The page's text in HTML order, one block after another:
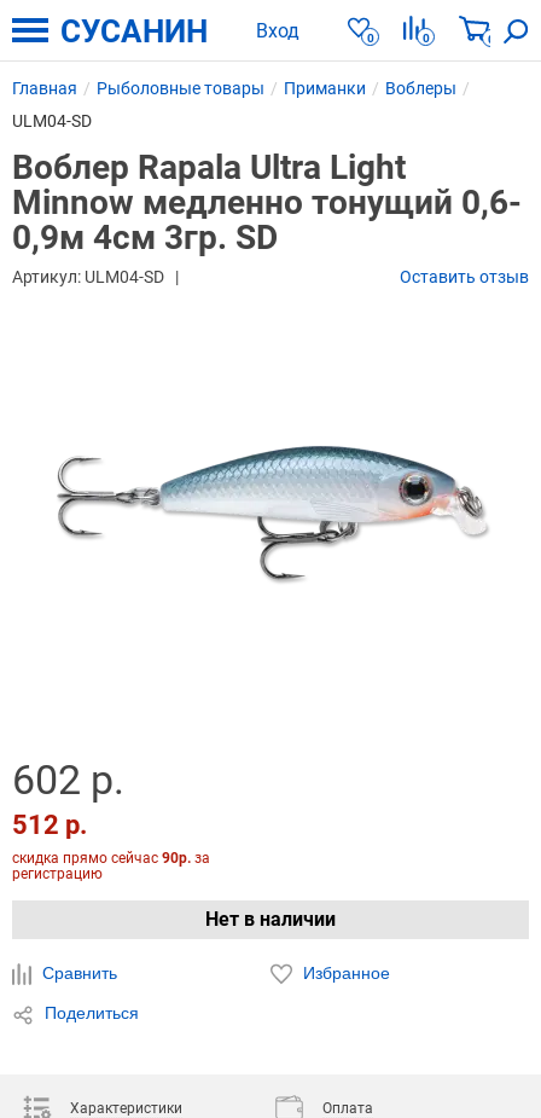
Вход 0 0 0
СУСАНИН
Главная Рыболовные товары Приманки
Воблеры
ULM04-SD
Воблер Rapala Ultra Light
Minnow медленно тонущий 0,6-
0,9м 4см 3гр. SD
Артикул: ULM04-SD Оставить отзыв
602 р.
512 р.
скидка прямо сейчас 90р. за
регистрацию
Нет в наличии
Сравнить Избранное
Поделиться
Характеристики Оплата